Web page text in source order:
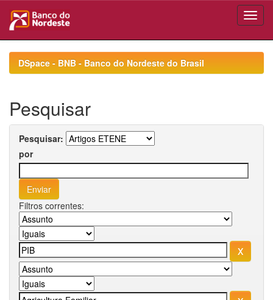
navigationDSpace - BNB - Banco do Nordeste do Brasil
Pesquisar
Pesquisar:
por
Filtros correntes: